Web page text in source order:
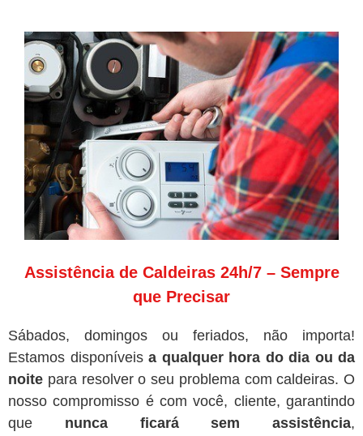
Assistência de Caldeiras 24h/7 – Sempre
que Precisar
Sábados, domingos ou feriados, não importa!
Estamos disponíveis a qualquer hora do dia ou da
noite para resolver o seu problema com caldeiras. O
nosso compromisso é com você, cliente, garantindo
que nunca ficará sem assistência,